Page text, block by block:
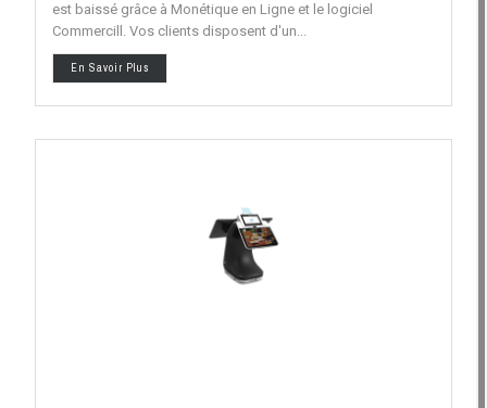
est baissé grâce à Monétique en Ligne et le logiciel
Commercill. Vos clients disposent d'un...
En Savoir Plus